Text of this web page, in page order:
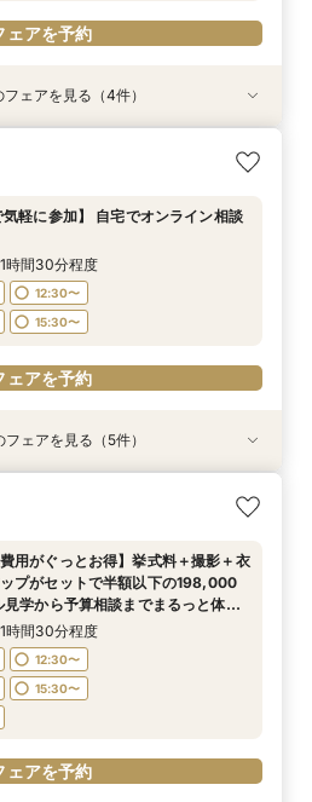
ェアを予約
ェアを予約
食が5万円OFF！】費用を抑えて叶え
15:30〜
ェアを予約
12:30〜
ェアを予約
費用がぐっとお得】挙式料＋撮影＋衣
1時間30分程度
15:30〜
ェアを予約
ア｜挙式料半額特典】和装×チャペル
15:30〜
ェアを予約
ェアを見る（4件）
気軽に参加】 自宅でオンライン相談
時間30分程度
12:30〜
15:30〜
ェアを予約
食が5万円OFF！】費用を抑えて叶え
12:30〜
15:30〜
ェアを予約
】50％OFF★チャペルフォトキャン
12:30〜
15:30〜
ェアを予約
12:30〜
15:30〜
ェアを予約
費用がぐっとお得】挙式料＋撮影＋衣
1時間30分程度
12:30〜
15:30〜
ェアを予約
ア｜挙式料半額特典】和装×チャペル
12:30〜
15:30〜
ェアを予約
ェアを見る（5件）
費用がぐっとお得】挙式料＋撮影＋衣
プがセットで半額以下の198,000
見学から予算相談までまるっと体験
時間30分程度
12:30〜
15:30〜
ェアを予約